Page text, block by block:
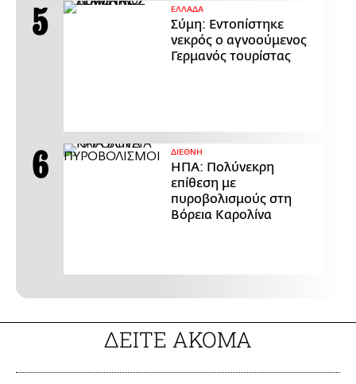
ΕΛΛΑΔΑ
Σύμη: Εντοπίστηκε
νεκρός ο αγνοούμενος
Γερμανός τουρίστας
ΔΙΕΘΝΗ
ΗΠΑ: Πολύνεκρη
επίθεση με
πυροβολισμούς στη
Βόρεια Καρολίνα
ΔΕΙΤΕ ΑΚΟΜΑ